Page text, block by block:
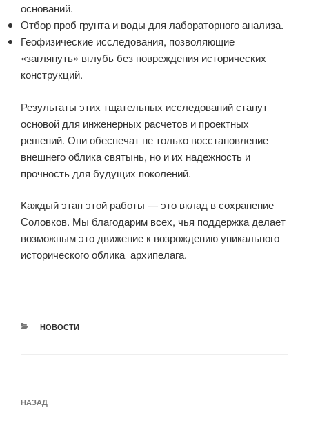
оснований.
Отбор проб грунта и воды для лабораторного анализа.
Геофизические исследования, позволяющие
«заглянуть» вглубь без повреждения исторических
конструкций.
Результаты этих тщательных исследований станут
основой для инженерных расчетов и проектных
решений. Они обеспечат не только восстановление
внешнего облика святынь, но и их надежность и
прочность для будущих поколений.
Каждый этап этой работы — это вклад в сохранение
Соловков. Мы благодарим всех, чья поддержка делает
возможным это движение к возрождению уникального
исторического облика архипелага.
РУБРИКИ
НОВОСТИ
по
Предыдущая
НАЗАД